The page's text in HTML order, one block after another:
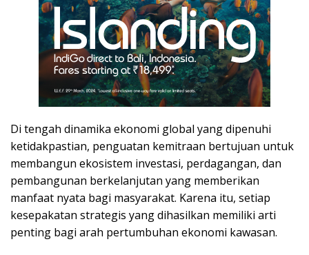
Di tengah dinamika ekonomi global yang dipenuhi
ketidakpastian, penguatan kemitraan bertujuan untuk
membangun ekosistem investasi, perdagangan, dan
pembangunan berkelanjutan yang memberikan
manfaat nyata bagi masyarakat. Karena itu, setiap
kesepakatan strategis yang dihasilkan memiliki arti
penting bagi arah pertumbuhan ekonomi kawasan.